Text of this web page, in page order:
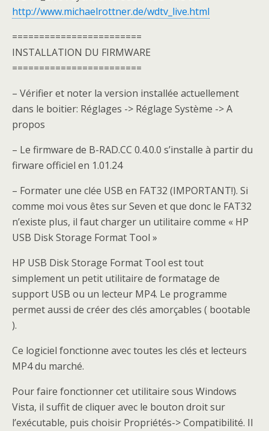
http://www.michaelrottner.de/wdtv_live.html
========================
INSTALLATION DU FIRMWARE
========================
– Vérifier et noter la version installée actuellement
dans le boitier: Réglages -> Réglage Système -> A
propos
– Le firmware de B-RAD.CC 0.4.0.0 s’installe à partir du
firware officiel en 1.01.24
– Formater une clée USB en FAT32 (IMPORTANT!). Si
comme moi vous êtes sur Seven et que donc le FAT32
n’existe plus, il faut charger un utilitaire comme « HP
USB Disk Storage Format Tool »
HP USB Disk Storage Format Tool est tout
simplement un petit utilitaire de formatage de
support USB ou un lecteur MP4. Le programme
permet aussi de créer des clés amorçables ( bootable
).
Ce logiciel fonctionne avec toutes les clés et lecteurs
MP4 du marché.
Pour faire fonctionner cet utilitaire sous Windows
Vista, il suffit de cliquer avec le bouton droit sur
l’exécutable, puis choisir Propriétés-> Compatibilité. Il